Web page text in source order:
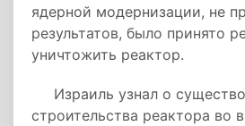
ядерной модернизации, не
результатов, было принято
уничтожить реактор.
Израиль узнал о
строительства реактора во